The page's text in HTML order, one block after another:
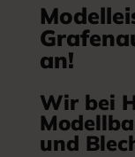
an!
Wir bei
und